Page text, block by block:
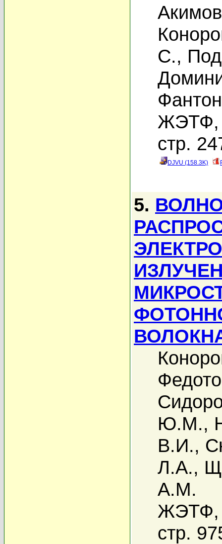
С.,
ЖЭТФ,
стр.
DJVU (158.3K)
5.
Ю.М.,
В.И.,
Л.А.,
А.М.
ЖЭТФ,
стр.